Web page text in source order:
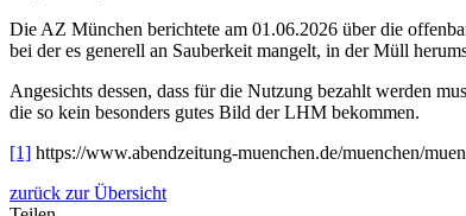
Die AZ München berichtete am 01.06.2026 über die
bei der es generell an Sauberkeit mangelt, in der Müll
Angesichts dessen, dass für die Nutzung bezahlt werden
die so kein besonders gutes Bild der LHM bekommen.
[1] https://www.abendzeitung-muenchen.de/muenchen/
zurück zur Übersicht